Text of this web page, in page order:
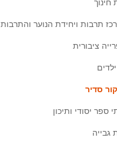
תרבות ויחידת הנוער והתרבות
ציבורית
ילדים
סדיר
ספר יסודי ותיכון
גבייה